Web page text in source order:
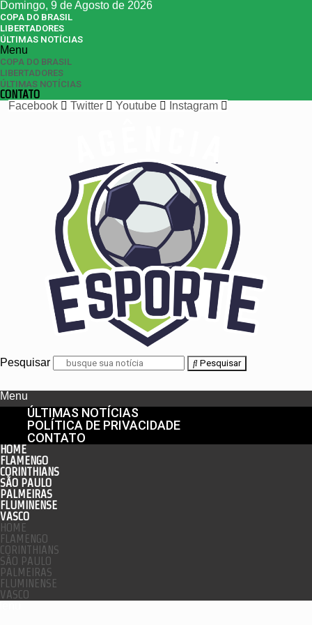
Domingo, 9 de Agosto de 2026
COPA DO BRASIL
LIBERTADORES
ÚLTIMAS NOTÍCIAS
Menu
COPA DO BRASIL
LIBERTADORES
ÚLTIMAS NOTÍCIAS
CONTATO
Facebook
Twitter Youtube Instagram
Pesquisar Pesquisar
Menu
ÚLTIMAS NOTÍCIAS
POLÍTICA DE PRIVACIDADE
CONTATO
HOME
FLAMENGO
CORINTHIANS
SÃO PAULO
PALMEIRAS
FLUMINENSE
VASCO
HOME
FLAMENGO
CORINTHIANS
SÃO PAULO
PALMEIRAS
FLUMINENSE
VASCO